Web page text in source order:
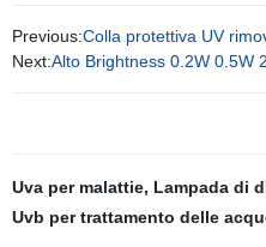
Previous:Colla protettiva UV
Next:Alto Brightness 0.2W 0.5W
Uva per malattie, Lampada di
Uvb per trattamento delle